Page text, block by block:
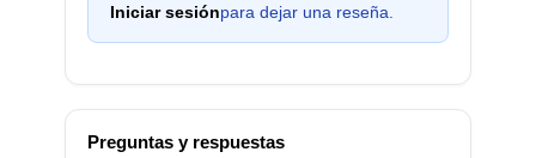
Iniciar sesiónpara dejar una reseña.
Preguntas y respuestas